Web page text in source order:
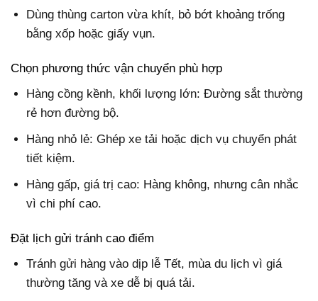
Dùng thùng carton vừa khít, bỏ bớt khoảng trống
bằng xốp hoặc giấy vụn.
Chọn phương thức vận chuyển phù hợp
Hàng cồng kềnh, khối lượng lớn: Đường sắt thường
rẻ hơn đường bộ.
Hàng nhỏ lẻ: Ghép xe tải hoặc dịch vụ chuyển phát
tiết kiệm.
Hàng gấp, giá trị cao: Hàng không, nhưng cân nhắc
vì chi phí cao.
Đặt lịch gửi tránh cao điểm
Tránh gửi hàng vào dịp lễ Tết, mùa du lịch vì giá
thường tăng và xe dễ bị quá tải.